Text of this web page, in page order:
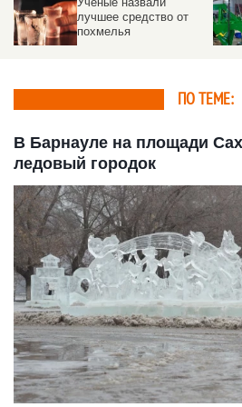
лучшее средство от
похмелья
ПО ТЕМЕ:
В Барнауле на площади
ледовый городок